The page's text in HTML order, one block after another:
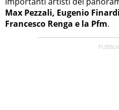
Max Pezzali, Eugenio
Francesco Renga e la Pfm.